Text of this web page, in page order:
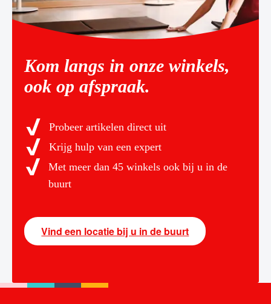
Kom langs in onze winkels,
ook op afspraak.
Probeer artikelen direct uit
Krijg hulp van een expert
Met meer dan 45 winkels ook bij u in de
buurt
Vind een locatie bij u in de buurt